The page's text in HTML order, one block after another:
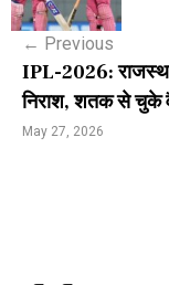
s
n
a
← Previous
IPL-2026:
निराश, शतक से चुके
May 27, 2026